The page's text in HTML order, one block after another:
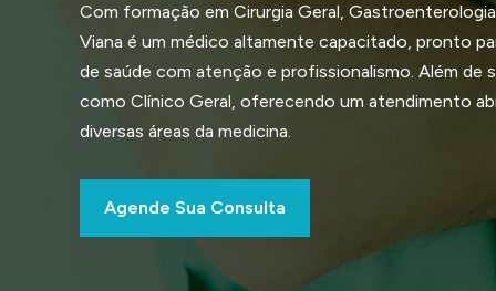
Com formação em Cirurgia Geral,
Viana é um médico altamente capacitado, pronto
de saúde com atenção e profissionalismo. Além de
como Clínico Geral, oferecendo um atendimento
diversas áreas da medicina.
Agende Sua Consulta